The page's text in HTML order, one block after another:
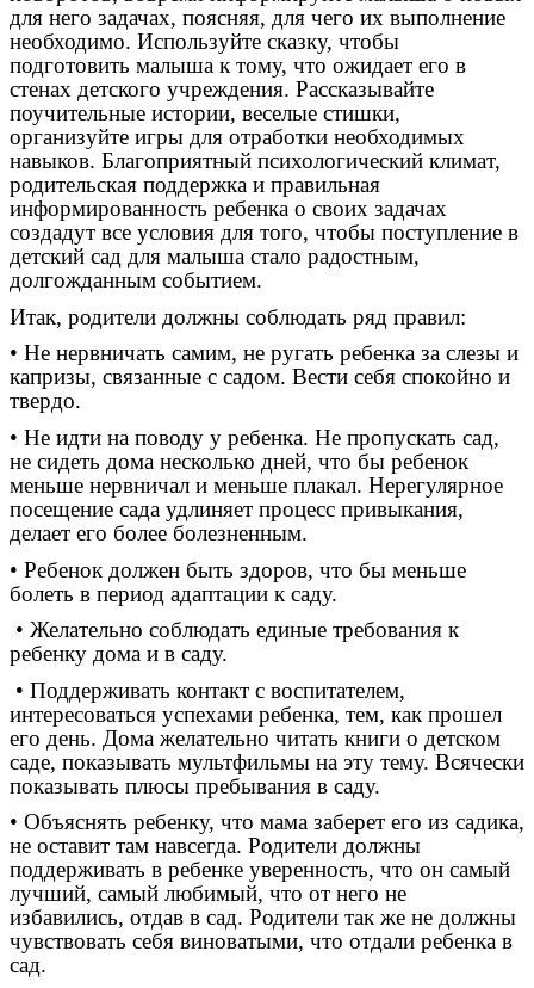
для него задачах, поясняя, для чего их выполнение
необходимо. Используйте сказку, чтобы
подготовить малыша к тому, что ожидает его в
стенах детского учреждения. Рассказывайте
поучительные истории, веселые стишки,
организуйте игры для отработки необходимых
навыков. Благоприятный психологический климат,
родительская поддержка и правильная
информированность ребенка о своих задачах
создадут все условия для того, чтобы поступление в
детский сад для малыша стало радостным,
долгожданным событием.
Итак, родители должны соблюдать ряд правил:
• Не нервничать самим, не ругать ребенка за слезы и
капризы, связанные с садом. Вести себя спокойно и
твердо.
• Не идти на поводу у ребенка. Не пропускать сад,
не сидеть дома несколько дней, что бы ребенок
меньше нервничал и меньше плакал. Нерегулярное
посещение сада удлиняет процесс привыкания,
делает его более болезненным.
• Ребенок должен быть здоров, что бы меньше
болеть в период адаптации к саду.
• Желательно соблюдать единые требования к
ребенку дома и в саду.
• Поддерживать контакт с воспитателем,
интересоваться успехами ребенка, тем, как прошел
его день. Дома желательно читать книги о детском
саде, показывать мультфильмы на эту тему. Всячески
показывать плюсы пребывания в саду.
• Объяснять ребенку, что мама заберет его из садика,
не оставит там навсегда. Родители должны
поддерживать в ребенке уверенность, что он самый
лучший, самый любимый, что от него не
избавились, отдав в сад. Родители так же не должны
чувствовать себя виноватыми, что отдали ребенка в
сад.